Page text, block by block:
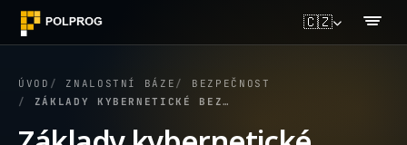
🇨🇿
ÚVOD ZNALOSTNÍ BÁZE
BEZPEČNOST
ZÁKLADY KYBERNETICKÉ BEZPEČNOSTI PRO FIREMNÍ WEBY A WEBOVÉ APLIKACE